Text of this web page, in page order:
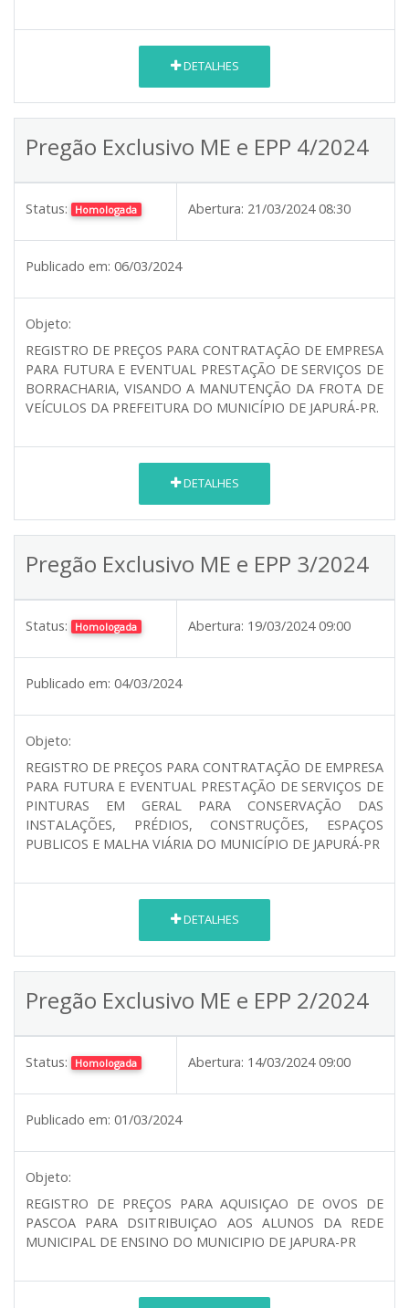
DETALHES
Pregão Exclusivo ME e EPP 4/2024
Status: Homologada Abertura: 21/03/2024 08:30
Publicado em: 06/03/2024
Objeto:
REGISTRO DE PREÇOS PARA CONTRATAÇÃO DE EMPRESA
PARA FUTURA E EVENTUAL PRESTAÇÃO DE SERVIÇOS DE
BORRACHARIA, VISANDO A MANUTENÇÃO DA FROTA DE
VEÍCULOS DA PREFEITURA DO MUNICÍPIO DE JAPURÁ-PR.
DETALHES
Pregão Exclusivo ME e EPP 3/2024
Status: Homologada Abertura: 19/03/2024 09:00
Publicado em: 04/03/2024
Objeto:
REGISTRO DE PREÇOS PARA CONTRATAÇÃO DE EMPRESA
PARA FUTURA E EVENTUAL PRESTAÇÃO DE SERVIÇOS DE
PINTURAS EM GERAL PARA CONSERVAÇÃO DAS
INSTALAÇÕES, PRÉDIOS, CONSTRUÇÕES, ESPAÇOS
PUBLICOS E MALHA VIÁRIA DO MUNICÍPIO DE JAPURÁ-PR
DETALHES
Pregão Exclusivo ME e EPP 2/2024
Status: Homologada Abertura: 14/03/2024 09:00
Publicado em: 01/03/2024
Objeto:
REGISTRO DE PREÇOS PARA AQUISIÇAO DE OVOS DE
PASCOA PARA DSITRIBUIÇAO AOS ALUNOS DA REDE
MUNICIPAL DE ENSINO DO MUNICIPIO DE JAPURA-PR